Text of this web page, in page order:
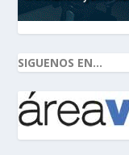
SIGUENOS EN...